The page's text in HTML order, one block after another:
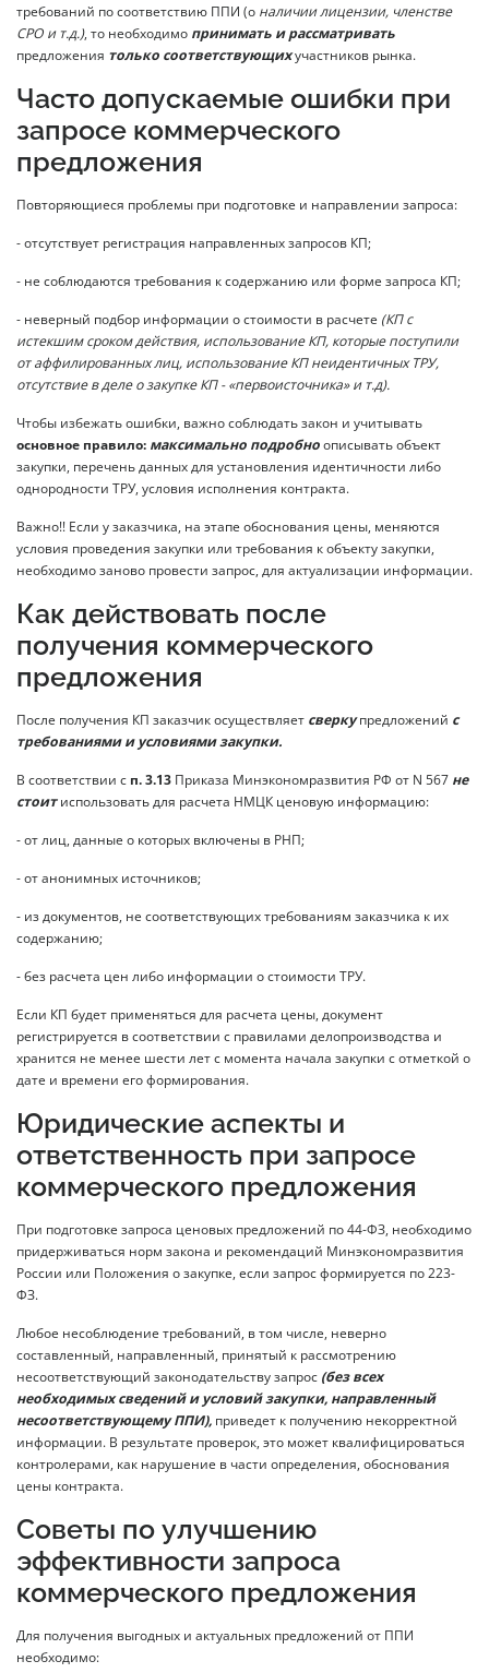
требований по соответствию ППИ (о наличии лицензии, членстве
СРО и т.д.), то необходимо принимать и рассматривать
предложения только соответствующихучастников рынка.
Часто допускаемые ошибки при
запросе коммерческого
предложения
Повторяющиеся проблемы при подготовке и направлении запроса:
- отсутствует регистрация направленных запросов КП;
- не соблюдаются требования к содержанию или форме запроса КП;
- неверный подбор информации о стоимости в расчете (КП с
истекшим сроком действия, использование КП, которые поступили
от аффилированных лиц, использование КП неидентичных ТРУ,
отсутствие в деле о закупке КП - «первоисточника» и т.д).
Чтобы избежать ошибки, важно соблюдать закон и учитывать
основное правило: максимально подробноописывать объект
закупки, перечень данных для установления идентичности либо
однородности ТРУ, условия исполнения контракта.
Важно!! Если у заказчика, на этапе обоснования цены, меняются
условия проведения закупки или требования к объекту закупки,
необходимо заново провести запрос, для актуализации информации.
Как действовать после
получения коммерческого
предложения
После получения КП заказчик осуществляет сверкупредложений с
требованиями и условиями закупки.
В соответствии с п. 3.13 Приказа Минэкономразвития РФ от N 567 не
стоитиспользовать для расчета НМЦК ценовую информацию:
- от лиц, данные о которых включены в РНП;
- от анонимных источников;
- из документов, не соответствующих требованиям заказчика к их
содержанию;
- без расчета цен либо информации о стоимости ТРУ.
Если КП будет применяться для расчета цены, документ
регистрируется в соответствии с правилами делопроизводства и
хранится не менее шести лет с момента начала закупки с отметкой о
дате и времени его формирования.
Юридические аспекты и
ответственность при запросе
коммерческого предложения
При подготовке запроса ценовых предложений по 44-ФЗ, необходимо
придерживаться норм закона и рекомендаций Минэкономразвития
России или Положения о закупке, если запрос формируется по 223-
ФЗ.
Любое несоблюдение требований, в том числе, неверно
составленный, направленный, принятый к рассмотрению
несоответствующий законодательству запрос (без всех
необходимых сведений и условий закупки, направленный
несоответствующему ППИ), приведет к получению некорректной
информации. В результате проверок, это может квалифицироваться
контролерами, как нарушение в части определения, обоснования
цены контракта.
Советы по улучшению
эффективности запроса
коммерческого предложения
Для получения выгодных и актуальных предложений от ППИ
необходимо: